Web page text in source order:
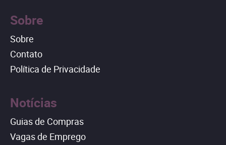
Sobre
Sobre
Contato
Política de Privacidade
Notícias
Guias de Compras
Vagas de Emprego